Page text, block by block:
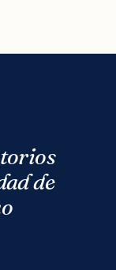
de